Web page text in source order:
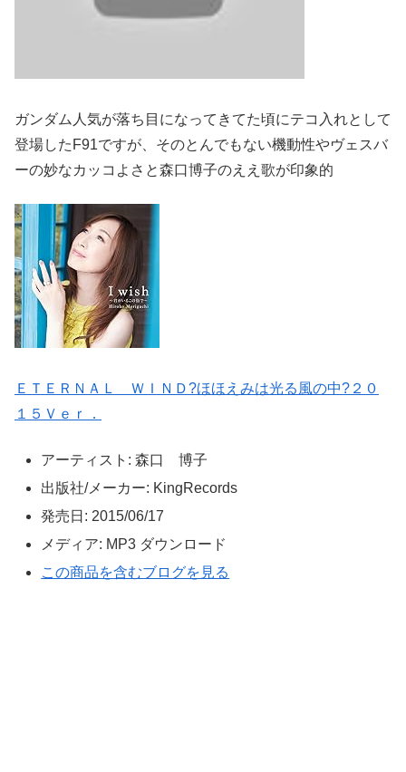
ガンダム人気が落ち目になってきてた頃にテコ入れとして
登場したF91ですが、そのとんでもない機動性やヴェスバ
ーの妙なカッコよさと森口博子のええ歌が印象的
ＥＴＥＲＮＡＬ ＷＩＮＤ?ほほえみは光る風の中?２０
１５Ｖｅｒ．
アーティスト: 森口 博子
出版社/メーカー: KingRecords
発売日: 2015/06/17
メディア: MP3 ダウンロード
この商品を含むブログを見る